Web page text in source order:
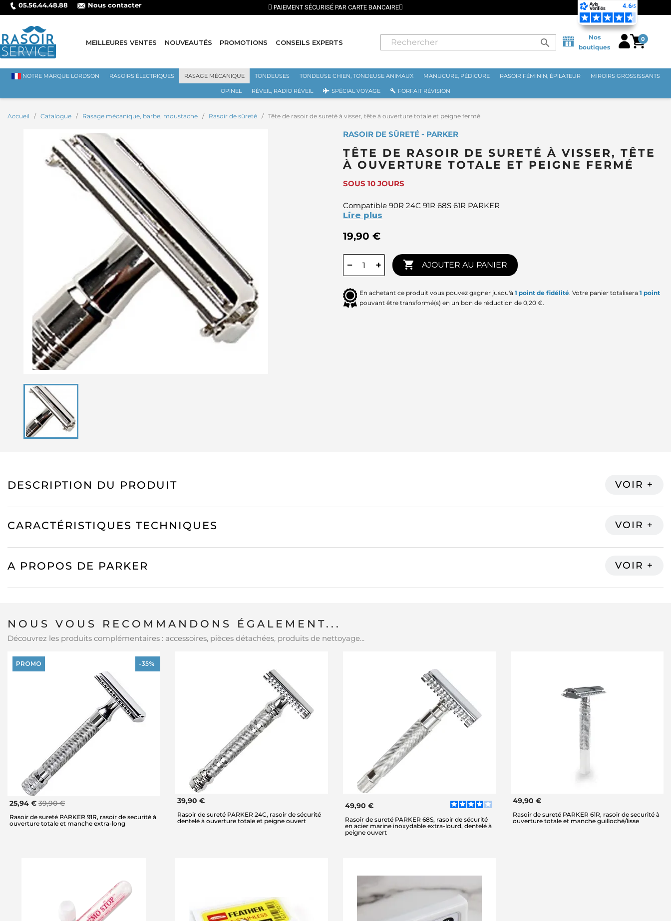
05.56.44.48.88 Nous contacter PAIEMENT SÉCURISÉ PAR CARTE BANCAIRE
MEILLEURES VENTES NOUVEAUTÉS PROMOTIONS CONSEILS EXPERTS search
Nos
boutiques
0
NOTRE MARQUE LORDSON RASOIRS ÉLECTRIQUES RASAGE MÉCANIQUE TONDEUSES TONDEUSE CHIEN, TONDEUSE ANIMAUX MANUCURE, PÉDICURE RASOIR FÉMININ, ÉPILATEUR MIROIRS GROSSISSANTS
OPINEL RÉVEIL, RADIO RÉVEIL SPÉCIAL VOYAGE FORFAIT RÉVISION
Accueil Catalogue Rasage mécanique, barbe, moustache Rasoir de sûreté Tête de rasoir de sureté à visser, tête à ouverture totale et peigne fermé
RASOIR DE SÛRETÉ - PARKER
TÊTE DE RASOIR DE SURETÉ À VISSER, TÊTE
À OUVERTURE TOTALE ET PEIGNE FERMÉ
SOUS 10 JOURS
Compatible 90R 24C 91R 68S 61R PARKER
Lire plus
19,90 €
− +  AJOUTER AU PANIER
En achetant ce produit vous pouvez gagner jusqu'à 1 point de fidélité. Votre panier totalisera 1 point
pouvant être transformé(s) en un bon de réduction de 0,20 €.
DESCRIPTION DU PRODUIT
CARACTÉRISTIQUES TECHNIQUES
A PROPOS DE PARKER
NOUS VOUS RECOMMANDONS ÉGALEMENT...
Découvrez les produits complémentaires : accessoires, pièces détachées, produits de nettoyage...
PROMO -35%
25,94 € 39,90 €
Rasoir de sureté PARKER 91R, rasoir de securité à
ouverture totale et manche extra-long
39,90 €
Rasoir de sureté PARKER 24C, rasoir de sécurité
dentelé à ouverture totale et peigne ouvert
49,90 €
Rasoir de sureté PARKER 68S, rasoir de sécurité
en acier marine inoxydable extra-lourd, dentelé à
peigne ouvert
49,90 €
Rasoir de sureté PARKER 61R, rasoir de securité à
ouverture totale et manche guilloché/lisse